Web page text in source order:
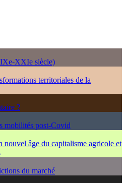
XXIe siècle)
territoriales de la
?
mobilités post-Covid
nouvel âge du capitalisme agricole et
du marché